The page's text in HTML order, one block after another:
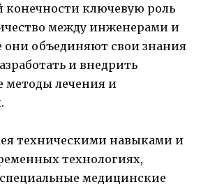
конечности ключевую роль
между инженерами и
они объединяют свои знания
и внедрить
лечения и
техническими навыками и
технологиях,
медицинские